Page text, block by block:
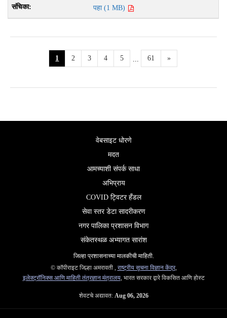
पहा (1 MB)
1 2 3 4 5 ... 61 »
वेबसाइट धोरणे
मदत
आमच्याशी संपर्क साधा
अभिप्राय
COVID ट्विटर हँडल
सेवा स्तर डेटा सादरीकरण
नगर पालिका प्रशासन विभाग
संकेतस्थळ अभ्यागत सारांश
जिल्‍हा प्रशासनाच्‍या मालकीची माहिती.
© कॉपीराइट जिल्हा अमरावती , राष्ट्रीय सूचना विज्ञान केंद्र,
इलेक्ट्रॉनिक्स आणि माहिती तंत्रज्ञान मंत्रालय, भारत सरकार द्वारे विकसित आणि होस्ट
शेवटचे अद्यावत: Aug 06, 2026